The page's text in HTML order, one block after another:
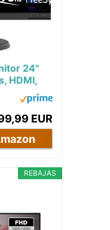
24"
HDMI,
EUR
REBAJAS